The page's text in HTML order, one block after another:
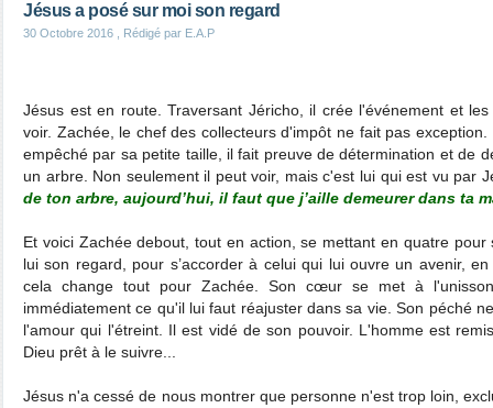
Jésus a posé sur moi son regard
30 Octobre 2016 , Rédigé par E.A.P
Jésus est en route. Traversant Jéricho, il crée l'événement et
voir. Zachée, le chef des collecteurs d'impôt ne fait pas
empêché par sa petite taille, il fait preuve de détermination et de
un arbre. Non seulement il peut voir, mais c'est lui qui est vu par
de ton arbre, aujourd’hui, il faut que j’aille demeurer dans ta
Et voici Zachée debout, tout en action, se mettant en quatre pour
lui son regard, pour s’accorder à celui qui lui ouvre un avenir,
cela change tout pour Zachée. Son cœur se met à
immédiatement ce qu'il lui faut réajuster dans sa vie. Son péché
l'amour qui l'étreint. Il est vidé de son pouvoir. L'homme est
Dieu prêt à le suivre...
Jésus n'a cessé de nous montrer que personne n'est trop loin,